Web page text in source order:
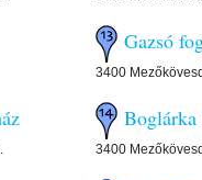
Gazsó
3400
Boglárka
3400